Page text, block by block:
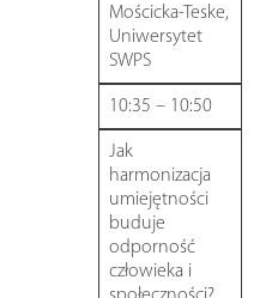
Mościcka-Teske,
Uniwersytet
SWPS
10:35 – 10:50
Jak
harmonizacja
umiejętności
buduje
odporność
człowieka i